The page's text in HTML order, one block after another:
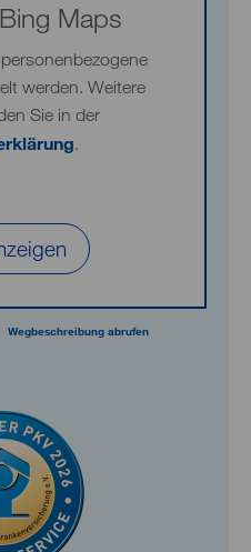
Maps
werden. Weitere
Sie in der
.
Wegbeschreibung abrufen